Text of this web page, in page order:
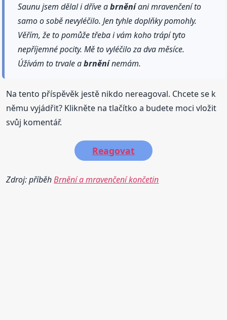
Saunu jsem dělal i dříve abrněníani mravenčení to
samo o sobě nevyléčilo. Jen tyhle doplňky pomohly.
Věřím, že to pomůže třeba i vám koho trápí tyto
nepříjemné pocity. Mě to vyléčilo za dva měsíce.
Úžívám to trvale abrněnínemám.
Na tento příspěvěk jestě nikdo nereagoval. Chcete se k
němu vyjádřit? Klikněte na tlačítko a budete moci vložit
svůj komentář.
Reagovat
Zdroj: příběhBrnění a mravenčení končetin